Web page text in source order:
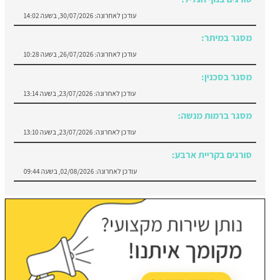
מסגר במיתר:
עודכן לאחרונה:26/07/2026, בשעה 10:28
עודכן לאחרונה:23/07/2026, בשעה 13:14
מסגר ברמות מנשה:
עודכן לאחרונה:23/07/2026, בשעה 13:10
עודכן לאחרונה:02/08/2026, בשעה 09:44